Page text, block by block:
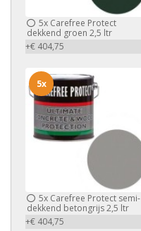
5x Carefree Protect
dekkend groen 2,5 ltr
+€ 404,75
5x Carefree Protect semi-
dekkend betongrijs 2,5 ltr
+€ 404,75
5x